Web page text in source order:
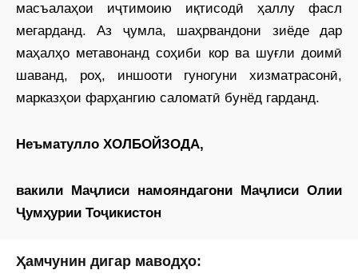
масъалаҳои иҷтимоию иқтисодӣ ҳаллу фасл
мегарданд. Аз ҷумла, шаҳрвандони зиёде дар
маҳалҳо метавонанд соҳиби кор ва шуғли доимӣ
шаванд, роҳ, иншооти гуногуни хизматрасонӣ,
марказҳои фарҳангию саломатӣ бунёд гарданд.
Неъматулло ХОЛБОЙЗОДА,
вакили Маҷлиси намояндагони Маҷлиси Олии
Ҷумҳурии Тоҷикистон
Ҳамчунин дигар маводҳо: